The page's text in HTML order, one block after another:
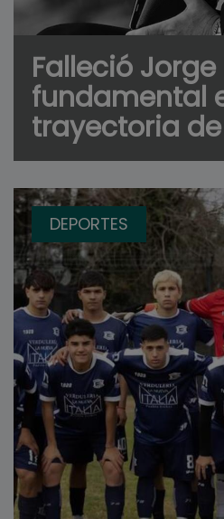
Falleció
fundamental
trayectoria de
DEPORTES